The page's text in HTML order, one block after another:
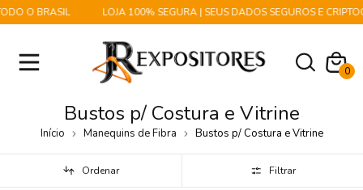
O BRASIL LOJA 100% SEGURA | SEUS DADOS SEGUROS E
0
Bustos p/ Costura e Vitrine
Início Manequins de Fibra Bustos p/ Costura e Vitrine
Ordenar Filtrar